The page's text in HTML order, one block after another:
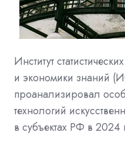
Институт
и экономики
проанализировал
технологий
в субъектах РФ в 2024